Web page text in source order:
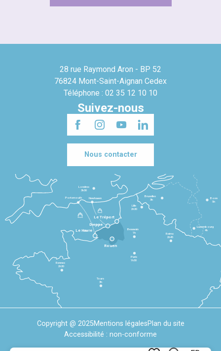
28 rue Raymond Aron - BP 52
76824 Mont-Saint-Aignan Cedex
Téléphone : 02 35 12 10 10
Suivez-nous
Nous contacter
Le Havre
Dieppe
Le Tréport
Rennes
2h30
Tours
3h
Paris
1h30
Beauvais
1h
Reims
2h45
Lille
2h30
Bruxelles
3h
Londres
3h30
Newhaven
Portsmouth
Bonn
5h
Luxembourg
4h
Rouen
Copyright @ 2025Mentions légalesPlan du site
Accessibilité : non-conforme